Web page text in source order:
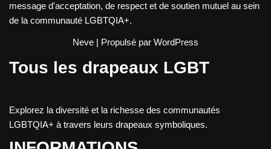
message d'acceptation, de respect et de soutien mutuel au sein
de la communauté LGBTQIA+.
Neve | Propulsé par WordPress
Tous les drapeaux LGBT
Explorez la diversité et la richesse des communautés
LGBTQIA+ à travers leurs drapeaux symboliques.